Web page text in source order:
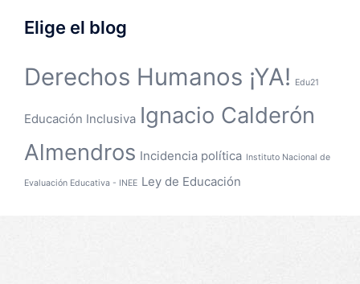
Elige el blog
Derechos Humanos ¡YA! Edu21
Educación Inclusiva Ignacio Calderón
Almendros Incidencia política Instituto Nacional de
Evaluación Educativa - INEE Ley de Educación